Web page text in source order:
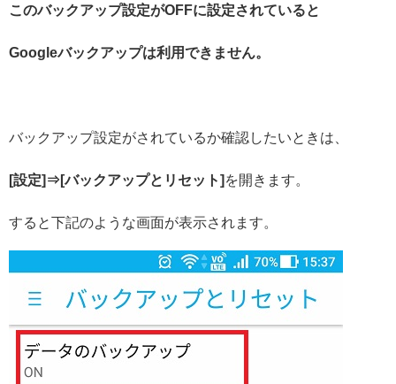
このバックアップ設定がOFFに設定されていると
Googleバックアップは利用できません。
バックアップ設定がされているか確認したいときは、
[設定]⇒[バックアップとリセット] を開きます。
すると下記のような画面が表示されます。